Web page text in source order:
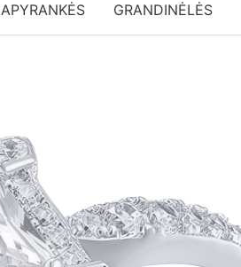
APYRANKĖS GRANDINĖLĖS